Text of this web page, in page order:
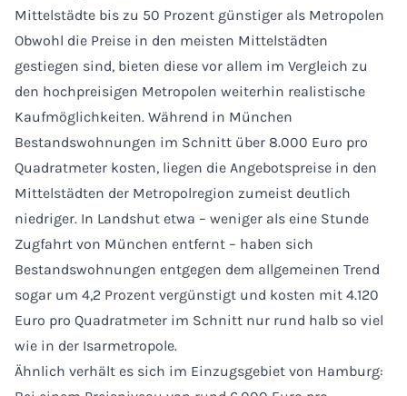
Mittelstädte bis zu 50 Prozent günstiger als Metropolen
Obwohl die Preise in den meisten Mittelstädten
gestiegen sind, bieten diese vor allem im Vergleich zu
den hochpreisigen Metropolen weiterhin realistische
Kaufmöglichkeiten. Während in München
Bestandswohnungen im Schnitt über 8.000 Euro pro
Quadratmeter kosten, liegen die Angebotspreise in den
Mittelstädten der Metropolregion zumeist deutlich
niedriger. In Landshut etwa – weniger als eine Stunde
Zugfahrt von München entfernt – haben sich
Bestandswohnungen entgegen dem allgemeinen Trend
sogar um 4,2 Prozent vergünstigt und kosten mit 4.120
Euro pro Quadratmeter im Schnitt nur rund halb so viel
wie in der Isarmetropole.
Ähnlich verhält es sich im Einzugsgebiet von Hamburg: